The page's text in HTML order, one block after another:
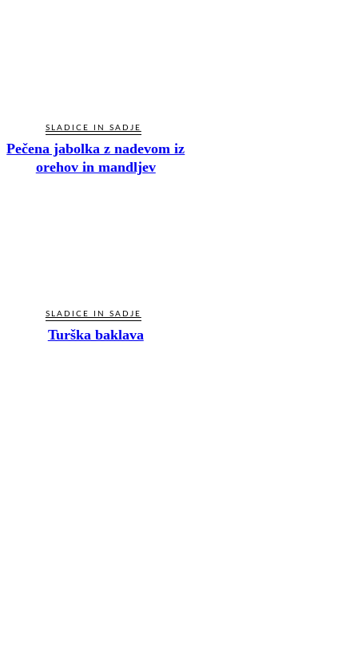
SLADICE IN SADJE
Pečena jabolka z nadevom iz
orehov in mandljev
SLADICE IN SADJE
Turška baklava